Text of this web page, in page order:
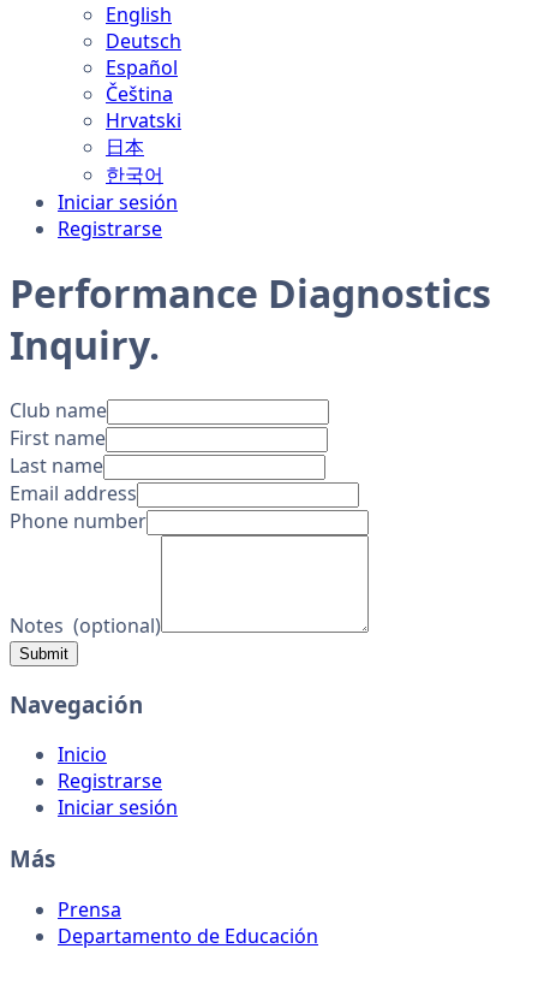
English
Deutsch
Español
Čeština
Hrvatski
日本
한국어
Iniciar sesión
Registrarse
Performance Diagnostics
Inquiry.
Club name
First name
Last name
Email address
Phone number
Notes (optional)
Submit
Navegación
Inicio
Registrarse
Iniciar sesión
Más
Prensa
Departamento de Educación